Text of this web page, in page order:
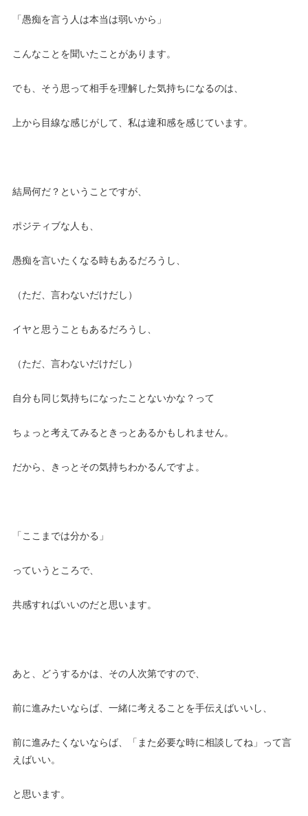
「愚痴を言う人は本当は弱いから」
こんなことを聞いたことがあります。
でも、そう思って相手を理解した気持ちになるのは、
上から目線な感じがして、私は違和感を感じています。
結局何だ？ということですが、
ポジティブな人も、
愚痴を言いたくなる時もあるだろうし、
（ただ、言わないだけだし）
イヤと思うこともあるだろうし、
（ただ、言わないだけだし）
自分も同じ気持ちになったことないかな？って
ちょっと考えてみるときっとあるかもしれません。
だから、きっとその気持ちわかるんですよ。
「ここまでは分かる」
っていうところで、
共感すればいいのだと思います。
あと、どうするかは、その人次第ですので、
前に進みたいならば、一緒に考えることを手伝えばいいし、
前に進みたくないならば、「また必要な時に相談してね」って言
えばいい。
と思います。